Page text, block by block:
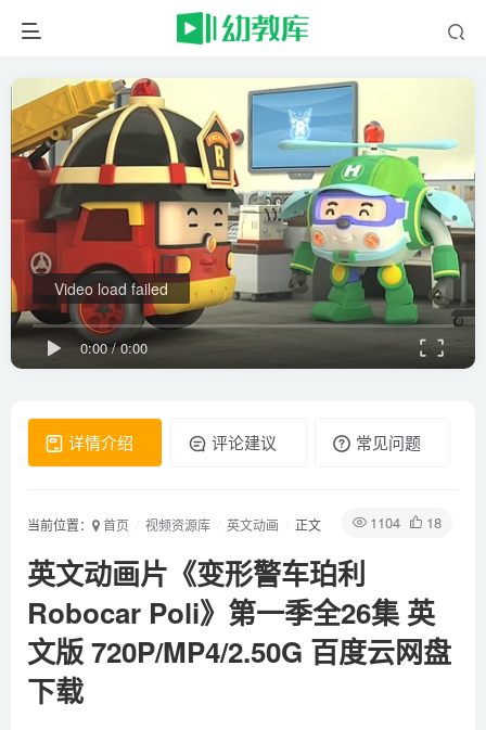
0:00/0:00
Video load failed
详情介绍 评论建议 常见问题
1104 18
当前位置： 首页 视频资源库 英文动画 正文
英文动画片《变形警车珀利
Robocar Poli》第一季全26集 英
文版 720P/MP4/2.50G 百度云网盘
下载